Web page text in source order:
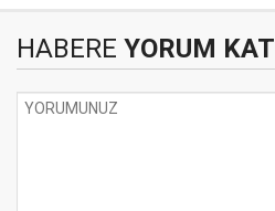
HABERE YORUM KAT